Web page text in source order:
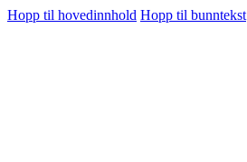
Hopp til hovedinnhold Hopp til bunntekst